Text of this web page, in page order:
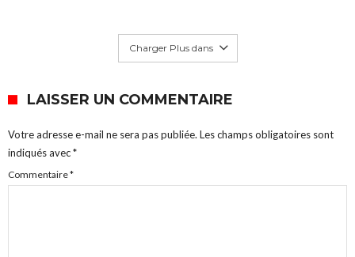
Charger Plus dans
LAISSER UN COMMENTAIRE
Votre adresse e-mail ne sera pas publiée. Les champs obligatoires sont
indiqués avec*
Commentaire*